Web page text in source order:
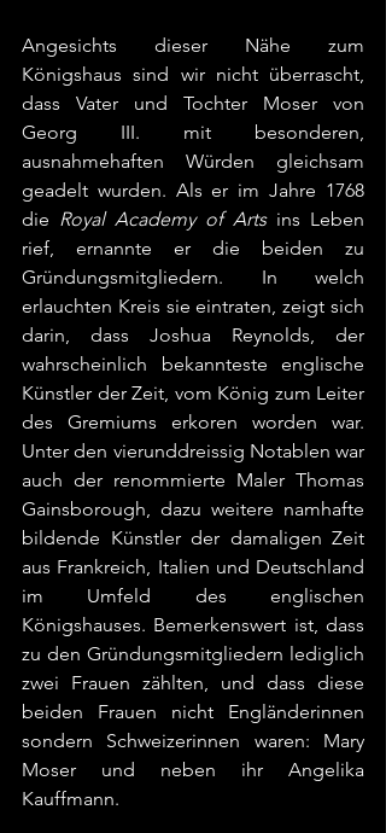
Angesichts dieser Nähe zum
Königshaus sind wir nicht überrascht,
dass Vater und Tochter Moser von
Georg III. mit besonderen,
ausnahmehaften Würden gleichsam
geadelt wurden. Als er im Jahre 1768
die Royal Academy of Arts ins Leben
rief, ernannte er die beiden zu
Gründungsmitgliedern. In welch
erlauchten Kreis sie eintraten, zeigt sich
darin, dass Joshua Reynolds, der
wahrscheinlich bekannteste englische
Künstler der Zeit, vom König zum Leiter
des Gremiums erkoren worden war.
Unter den vierunddreissig Notablen war
auch der renommierte Maler Thomas
Gainsborough, dazu weitere namhafte
bildende Künstler der damaligen Zeit
aus Frankreich, Italien und Deutschland
im Umfeld des englischen
Königshauses. Bemerkenswert ist, dass
zu den Gründungsmitgliedern lediglich
zwei Frauen zählten, und dass diese
beiden Frauen nicht Engländerinnen
sondern Schweizerinnen waren: Mary
Moser und neben ihr Angelika
Kauffmann.